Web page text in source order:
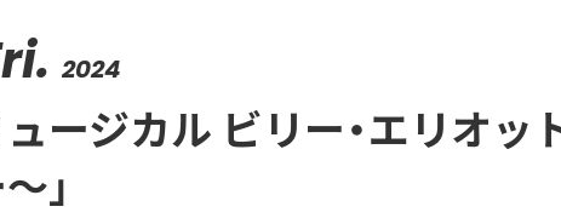
2024
ージカル ビリー・エリオッ
」